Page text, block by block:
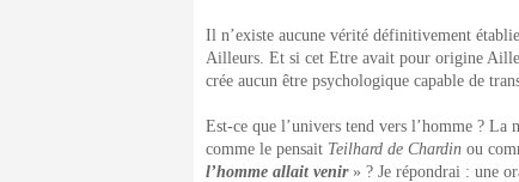
Il n’existe aucune vérité définitivement
Ailleurs. Et si cet Etre avait pour origine
crée aucun être psychologique capable de
Est-ce que l’univers tend vers l’homme ? La
comme le pensait Teilhard de Chardin ou
l’homme allait venir» ? Je répondrai : une